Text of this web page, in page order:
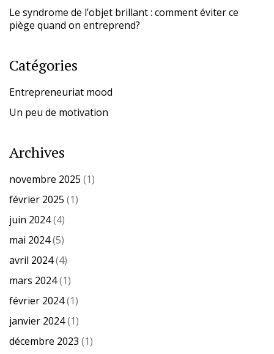
Le syndrome de l’objet brillant : comment éviter ce
piège quand on entreprend?
Catégories
Entrepreneuriat mood
Un peu de motivation
Archives
novembre 2025 (1)
février 2025 (1)
juin 2024(4)
mai 2024(5)
avril 2024(4)
mars 2024(1)
février 2024(1)
janvier 2024(1)
décembre 2023 (1)